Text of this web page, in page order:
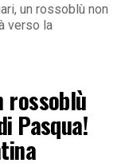
un rossoblù non
verso la
rossoblù
Pasqua!